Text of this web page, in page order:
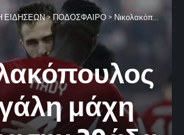
ΕΙΔΗΣΕΩΝ>ΠΟΔΟΣΦΑΙΡΟ > Νικολακόπουλος: «Μεγάλη μάχη και για την 20άδα του ντέρμπι στον Ολυμπιακό»
μάχη